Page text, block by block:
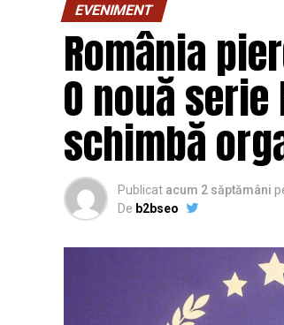
EVENIMENT
România
O nouă
schimbă
Publicat acum 2 săptămâni
De b2bseo